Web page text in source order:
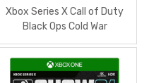
Xbox Series X Call of Duty
Black Ops Cold War